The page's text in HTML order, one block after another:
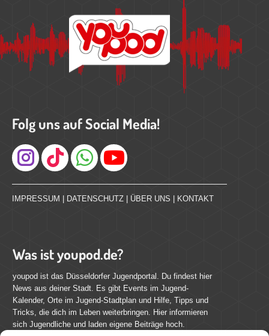
Folg uns auf Social Media!
Instagram
IMPRESSUM DATENSCHUTZ ÜBER UNS KONTAKT
Was ist youpod.de?
youpod ist das Düsseldorfer Jugendportal. Du findest hier
News aus deiner Stadt. Es gibt Events im Jugend-
Kalender, Orte im Jugend-Stadtplan und Hilfe, Tipps und
Tricks, die dich im Leben weiterbringen. Hier informieren
sich Jugendliche und laden eigene Beiträge hoch.